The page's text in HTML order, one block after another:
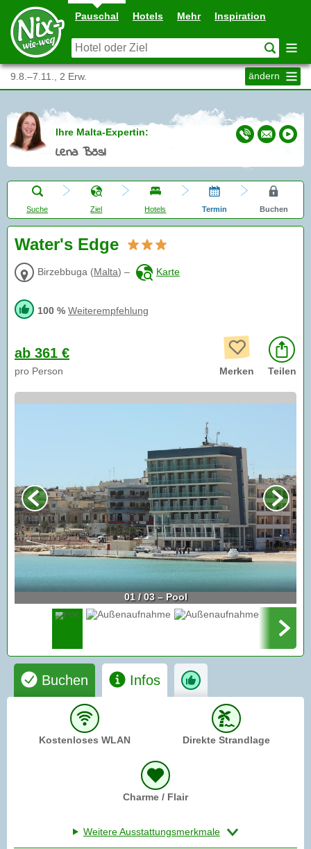
Pauschal Hotels Mehr Inspiration
9.8.–7.11., 2 Erw. ändern
Ihre Malta-Expertin:
Lena Bösl
Suche Ziel Hotels Termin Buchen
Water's Edge
Birzebbuga (Malta) – Karte
100 % Weiterempfehlung
ab 361 €
pro Person Merken Teilen
01 / 03 – Pool
Buchen Infos
Kostenloses WLAN Direkte Strandlage
Charme / Flair
Weitere Ausstattungsmerkmale